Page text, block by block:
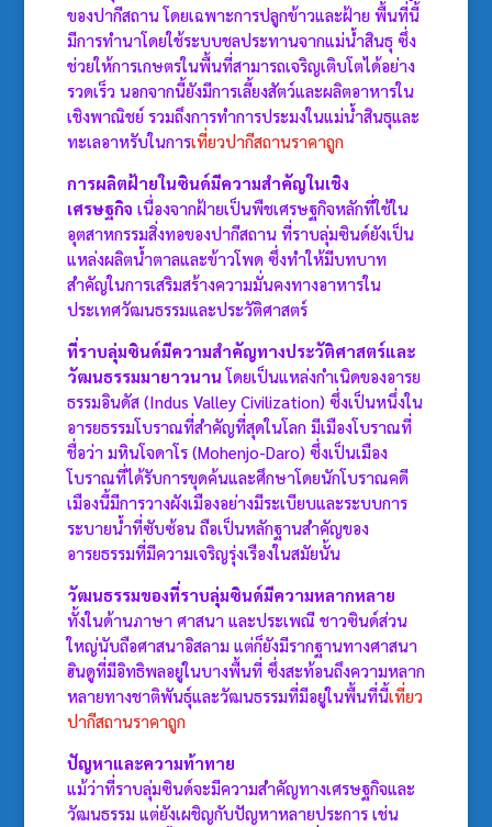
ของปากีสถาน โดยเฉพาะการปลูกข้าวและฝ้าย พื้นที่นี้
มีการทำนาโดยใช้ระบบชลประทานจากแม่น้ำสินธุ ซึ่ง
ช่วยให้การเกษตรในพื้นที่สามารถเจริญเติบโตได้อย่าง
รวดเร็ว นอกจากนี้ยังมีการเลี้ยงสัตว์และผลิตอาหารใน
เชิงพาณิชย์ รวมถึงการทำการประมงในแม่น้ำสินธุและ
ทะเลอาหรับในการเที่ยวปากีสถานราคาถูก
การผลิตฝ้ายในซินด์มีความสำคัญในเชิง
เศรษฐกิจ เนื่องจากฝ้ายเป็นพืชเศรษฐกิจหลักที่ใช้ใน
อุตสาหกรรมสิ่งทอของปากีสถาน ที่ราบลุ่มซินด์ยังเป็น
แหล่งผลิตน้ำตาลและข้าวโพด ซึ่งทำให้มีบทบาท
สำคัญในการเสริมสร้างความมั่นคงทางอาหารใน
ประเทศวัฒนธรรมและประวัติศาสตร์
ที่ราบลุ่มซินด์มีความสำคัญทางประวัติศาสตร์และ
วัฒนธรรมมายาวนาน โดยเป็นแหล่งกำเนิดของอารย
ธรรมอินดัส (Indus Valley Civilization) ซึ่งเป็นหนึ่งใน
อารยธรรมโบราณที่สำคัญที่สุดในโลก มีเมืองโบราณที่
ชื่อว่า มหินโจดาโร (Mohenjo-Daro) ซึ่งเป็นเมือง
โบราณที่ได้รับการขุดค้นและศึกษาโดยนักโบราณคดี
เมืองนี้มีการวางผังเมืองอย่างมีระเบียบและระบบการ
ระบายน้ำที่ซับซ้อน ถือเป็นหลักฐานสำคัญของ
อารยธรรมที่มีความเจริญรุ่งเรืองในสมัยนั้น
วัฒนธรรมของที่ราบลุ่มซินด์มีความหลากหลาย
ทั้งในด้านภาษา ศาสนา และประเพณี ชาวซินด์ส่วน
ใหญ่นับถือศาสนาอิสลาม แต่ก็ยังมีรากฐานทางศาสนา
ฮินดูที่มีอิทธิพลอยู่ในบางพื้นที่ ซึ่งสะท้อนถึงความหลาก
หลายทางชาติพันธุ์และวัฒนธรรมที่มีอยู่ในพื้นที่นี้เที่ยว
ปากีสถานราคาถูก
ปัญหาและความท้าทาย
แม้ว่าที่ราบลุ่มซินด์จะมีความสำคัญทางเศรษฐกิจและ
วัฒนธรรม แต่ยังเผชิญกับปัญหาหลายประการ เช่น